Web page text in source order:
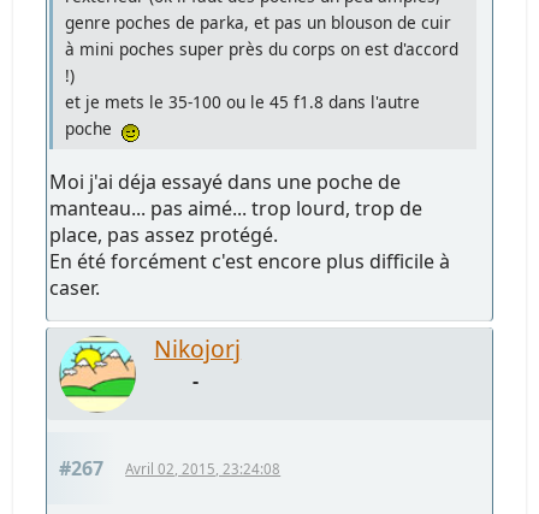
genre poches de parka, et pas un blouson de cuir
à mini poches super près du corps on est d'accord
!)
et je mets le 35-100 ou le 45 f1.8 dans l'autre
poche
Moi j'ai déja essayé dans une poche de
manteau... pas aimé... trop lourd, trop de
place, pas assez protégé.
En été forcément c'est encore plus difficile à
caser.
Nikojorj
-
#267 Avril 02, 2015, 23:24:08